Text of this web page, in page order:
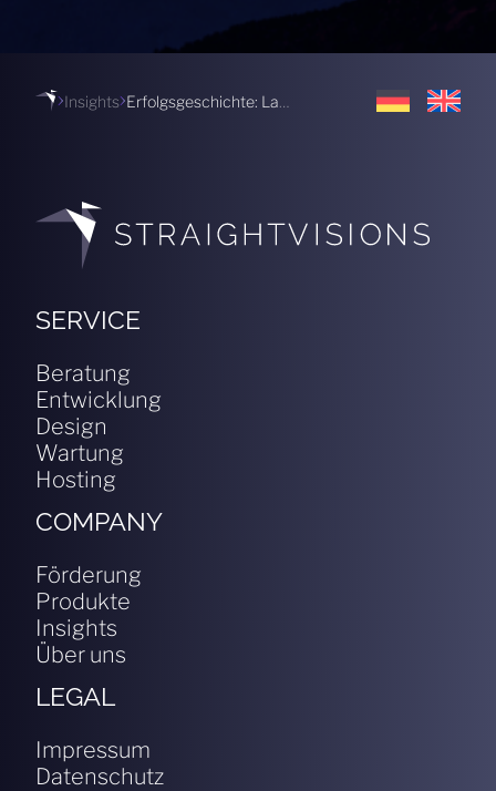
Insights
SERVICE
Beratung
Entwicklung
Design
Wartung
Hosting
COMPANY
Förderung
Produkte
Insights
Über uns
LEGAL
Impressum
Datenschutz